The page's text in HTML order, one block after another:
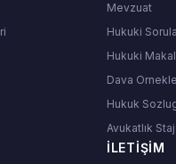
Mevzuat
Hukuki
Hukuki
Dava
Hukuk
Avukatlık
İLETIŞIM